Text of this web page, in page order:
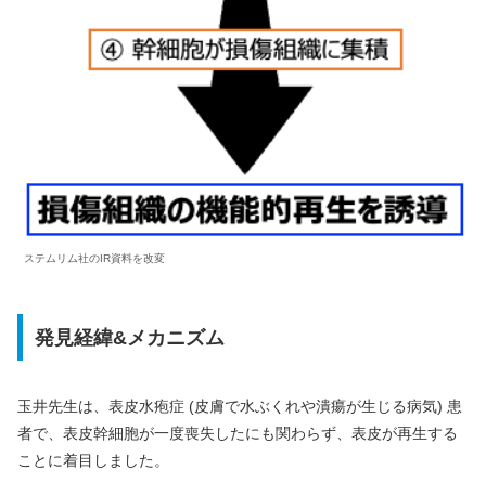
ステムリム社のIR資料を改変
発見経緯&メカニズム
玉井先生は、表皮水疱症 (皮膚で水ぶくれや潰瘍が生じる病気) 患
者で、表皮幹細胞が一度喪失したにも関わらず、表皮が再生する
ことに着目しました。